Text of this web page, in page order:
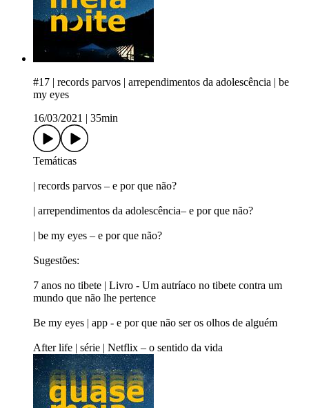
#17 | records parvos | arrependimentos da adolescência | be
my eyes
16/03/2021
35min
Temáticas
| records parvos – e por que não?
| arrependimentos da adolescência– e por que não?
| be my eyes – e por que não?
Sugestões:
7 anos no tibete | Livro - Um autríaco no tibete contra um
mundo que não lhe pertence
Be my eyes | app - e por que não ser os olhos de alguém
After life | série | Netflix – o sentido da vida